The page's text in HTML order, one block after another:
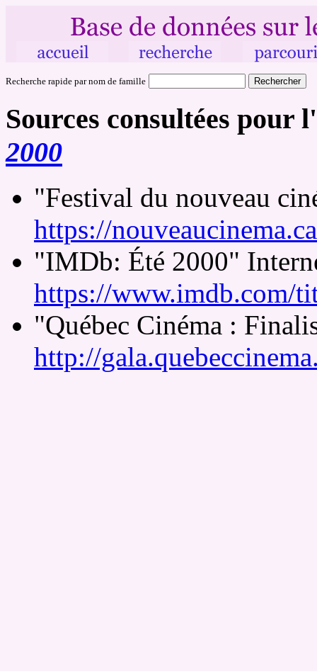
Recherche rapide par nom de famille
Sources consultées
2000
"Festival du nouveau
https://
"IMDb: Été 2000"
https://www.imdb.com/
"Québec Cinéma :
http://